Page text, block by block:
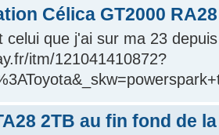
Célica GT2000 RA28
celui que j'ai sur ma 23
itm/121041410872?
2TB au fin fond de